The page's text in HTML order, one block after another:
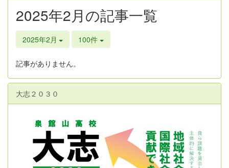
2025年2月の記事一覧
2025年2月 100件
記事がありません。
大志２０３０